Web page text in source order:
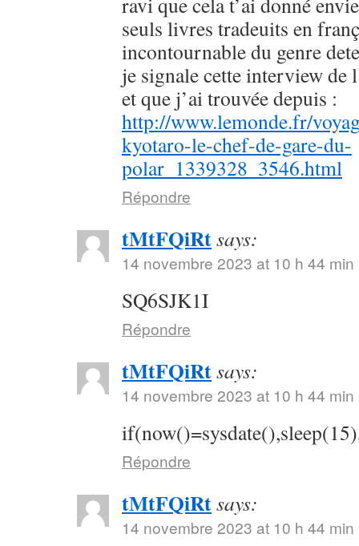
seuls livres tradeuits en
incontournable du genre
je signale cette interview de
et que j’ai trouvée depuis :
http://www.lemonde.fr/
kyotaro-le-chef-de-gare-du-
polar_1339328_3546.html
Répondre
tMtFQiRtsays:
14 novembre 2023 at 10 h 44 min
SQ6SJK1I
Répondre
tMtFQiRtsays:
14 novembre 2023 at 10 h 44 min
Répondre
tMtFQiRtsays:
14 novembre 2023 at 10 h 44 min